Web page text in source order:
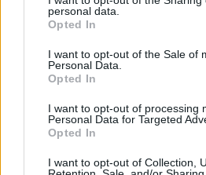
grant or deny consent to Google
use your data for below specified
consent section.
personal data.
Opted In
I want to opt-out of the Sale of
Personal Data.
Opted In
I want to opt-out of processing
Personal Data for Targeted
Opted In
I want to opt-out of Collection,